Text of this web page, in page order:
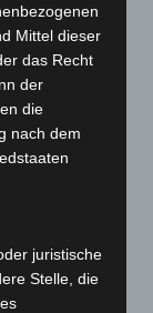
5.039
3.252
Mittel dieser
das Recht
der
die
nach dem
juristische
Stelle, die